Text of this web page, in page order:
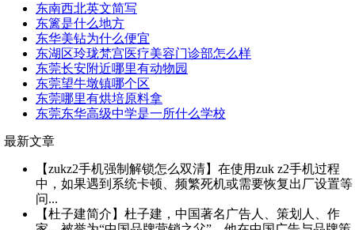
东南西北英文简写
东篱是什么地方
东华美钻为什么便宜
东湖区玲珑梵宫医疗美容门诊部怎么样
东莞长安附近哪里有动物园
东莞望牛墩镇哪个区
东莞哪里有烘培原料拿
东莞东华高级中学是一所什么学校
最新文章
【zukz2手机强制解锁怎么双清】在使用zuk z2手机过程
中，如果遇到系统卡顿、频繁死机或需要恢复出厂设置等
问...
【杜子建简介】杜子建，中国著名广告人、策划人、作